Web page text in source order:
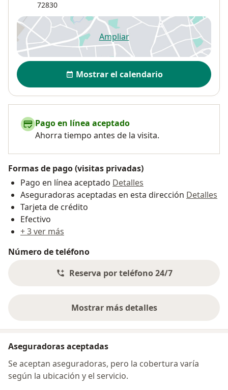
72830
Ampliarse abre en una nueva
Disponibilidad
Mostrar el calendario
Pago en línea aceptado
Ahorra tiempo antes de la visita.
Formas de pago (visitas privadas)
Pago en línea aceptado Detalles
Aseguradoras aceptadas en esta dirección Detalles
Tarjeta de crédito
Efectivo
+ 3 ver más
Número de teléfono
Reserva por teléfono 24/7
Mostrar más detalles
sobre la dirección
Aseguradoras aceptadas
Se aceptan aseguradoras, pero la cobertura varía
según la ubicación y el servicio.